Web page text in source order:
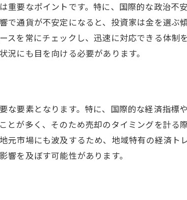
愛知県市場における金の価値変動
重要なポイントです。特に、国際的な政治不
で通貨が不安定になると、投資家は金を選
スを常にチェックし、迅速に対応できる体制
にも目を向ける必要があります。
な要素となります。特に、国際的な経済指標
とが多く、そのため売却のタイミングを計る
元市場にも波及するため、地域特有の経済
を及ぼす可能性があります。